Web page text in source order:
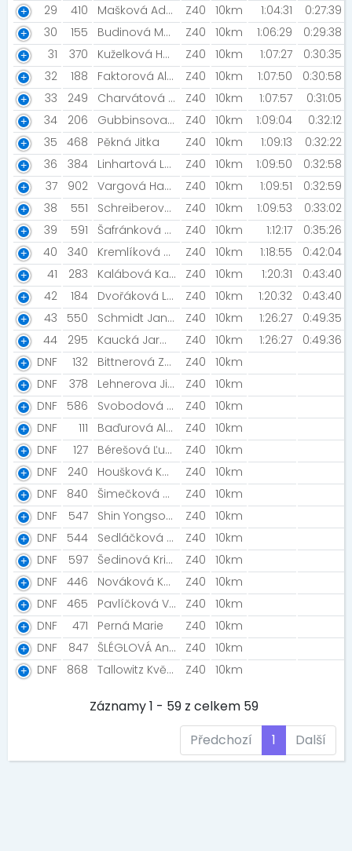
29
410 Mašková Adriana [NN2023] Z40 10km 1:04:31
0:27:39
30
155 Budinová Marta Z40 10km 1:06:29
0:29:38
31
370 Kuželková Hana Z40 10km 1:07:27
0:30:35
32
188 Faktorová Alena Z40 10km 1:07:50
0:30:58
33
249 Charvátová Irena [Dýda Tým] Z40 10km 1:07:57
0:31:05
34
206 Gubbinsova Nina Z40 10km 1:09:04
0:32:12
35
468 Pěkná Jitka Z40 10km 1:09:13
0:32:22
36
384 Linhartová Lucie [TEAM] Z40 10km 1:09:50
0:32:58
37
902 Vargová Hanka [SAB2024] Z40 10km 1:09:51
0:32:59
38
551 Schreiberová Petra Z40 10km 1:09:53
0:33:02
39
591 Šafránková Ficková Eva Z40 10km 1:12:17
0:35:26
40
340 Kremlíková Zuzana Z40 10km 1:18:55
0:42:04
41
283 Kalábová Kateřina [NN2023] Z40 10km 1:20:31
0:43:40
42
184 Dvořáková Lucie [NN2023] Z40 10km 1:20:32
0:43:40
43
550 Schmidt Jana [Adient Roudnice nad Labem ] Z40 10km 1:26:27
0:49:35
44
295 Kaucká Jarmila [Mršiny] Z40 10km 1:26:27
0:49:36
DNF
132 Bittnerová Zuzana [Běh(na)KOPEC] Z40
10km
DNF
378 Lehnerova Jitka [Yellow Thunder ] Z40
10km
DNF
586 Svobodová Kateřina Z40
10km
DNF
111 Baďurová Alena [Šneci v běhu ] Z40
10km
DNF
127 Bérešová Ľubica Z40
10km
DNF
240 Houšková Kateřina [PROSTĚ MY!] Z40
10km
DNF
840 Šimečková Veronika [NN2024] Z40
10km
DNF
547 Shin Yongsoon Z40
10km
DNF
544 Sedláčková Veronika Z40
10km
DNF
597 Šedinová Kristýna [Prostě běž!] Z40
10km
DNF 446 Nováková Kamila Z40
10km
DNF 465 Pavlíčková Veronika [Adventní běhání] Z40
10km
DNF
471 Perná Marie Z40
10km
DNF
847 ŠLÉGLOVÁ Andrea [RunBo Team Liberec] Z40
10km
DNF
868 Tallowitz Květka [Good runners] Z40 10km
Záznamy 1 - 59 z celkem 59
Předchozí
1 Další